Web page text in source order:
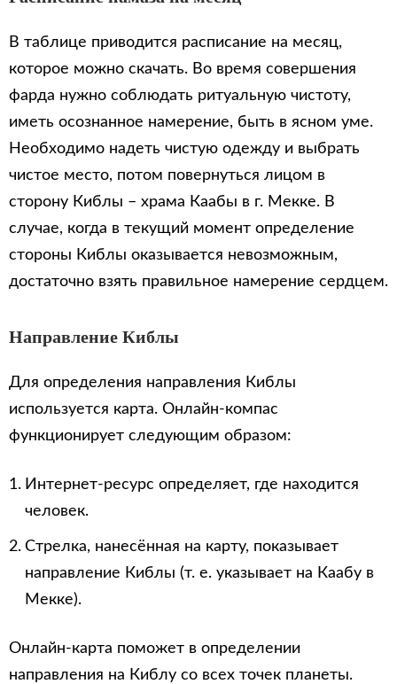
В таблице приводится расписание на месяц,
которое можно скачать. Во время совершения
фарда нужно соблюдать ритуальную чистоту,
иметь осознанное намерение, быть в ясном уме.
Необходимо надеть чистую одежду и выбрать
чистое место, потом повернуться лицом в
сторону Киблы – храма Каабы в г. Мекке. В
случае, когда в текущий момент определение
стороны Киблы оказывается невозможным,
достаточно взять правильное намерение сердцем.
Направление Киблы
Для определения направления Киблы
используется карта. Онлайн-компас
функционирует следующим образом:
Интернет-ресурс определяет, где находится
человек.
Стрелка, нанесённая на карту, показывает
направление Киблы (т. е. указывает на Каабу в
Мекке).
Онлайн-карта поможет в определении
направления на Киблу со всех точек планеты.